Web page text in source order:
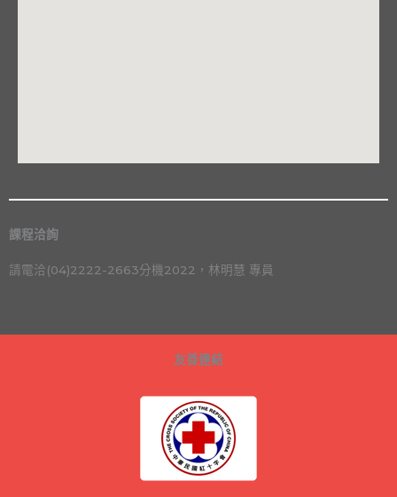
課程洽詢
請電洽(04)2222-2663分機2022，林明慧 專員
友善連結